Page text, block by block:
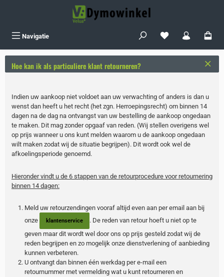
Navigatie Je hebt 0 items op
Hoe kan ik als particuliere klant retourneren?
Indien uw aankoop niet voldoet aan uw verwachting of anders is dan u
wenst dan heeft u het recht (het zgn. Herroepingsrecht) om binnen 14
dagen na de dag na ontvangst van uw bestelling de aankoop ongedaan
te maken. Dit mag zonder opgaaf van reden. (Wij stellen overigens wel
op prijs wanneer u ons kunt melden waarom u de aankoop ongedaan
wilt maken zodat wij de situatie begrijpen). Dit wordt ook wel de
afkoelingsperiode genoemd.
Hieronder vindt u de 6 stappen van de retourprocedure voor retournering
binnen 14 dagen:
Meld uw retourzendingen vooraf altijd even aan per email aan bij
onze
klantenservice
. De reden van retour hoeft u niet op te
geven maar dit wordt wel door ons op prijs gesteld zodat wij de
reden begrijpen en zo mogelijk onze dienstverlening of aanbieding
kunnen verbeteren.
U ontvangt dan binnen één werkdag per e-mail een
retournummer met vermelding wat u kunt retourneren en